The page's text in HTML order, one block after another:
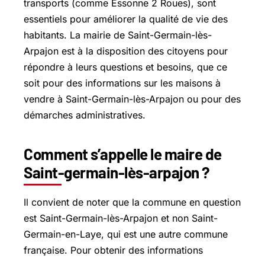
transports (comme Essonne 2 Roues), sont
essentiels pour améliorer la qualité de vie des
habitants. La mairie de Saint-Germain-lès-
Arpajon est à la disposition des citoyens pour
répondre à leurs questions et besoins, que ce
soit pour des informations sur les maisons à
vendre à Saint-Germain-lès-Arpajon ou pour des
démarches administratives.
Comment s’appelle le maire de
Saint-germain-lès-arpajon ?
Il convient de noter que la commune en question
est Saint-Germain-lès-Arpajon et non Saint-
Germain-en-Laye, qui est une autre commune
française. Pour obtenir des informations